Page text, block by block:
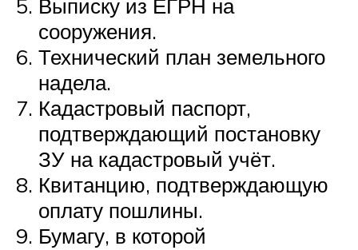
Выписку из ЕГРН на
сооружения.
Технический план земельного
надела.
Кадастровый паспорт,
подтверждающий постановку
ЗУ на кадастровый учёт.
Квитанцию, подтверждающую
оплату пошлины.
Бумагу, в которой